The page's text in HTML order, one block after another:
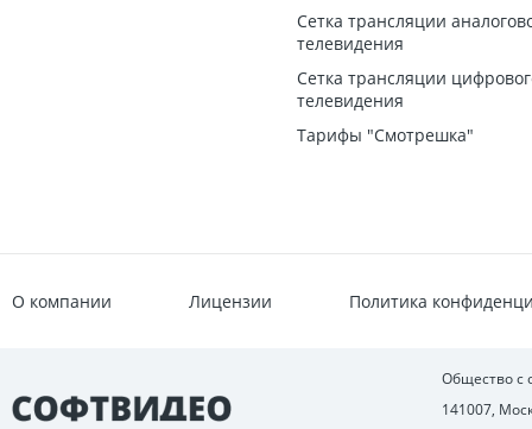
Сетка трансляции
телевидения
Сетка трансляции
телевидения
Тарифы "Смотрешка"
О компании Лицензии Политика
Общество с
141007,